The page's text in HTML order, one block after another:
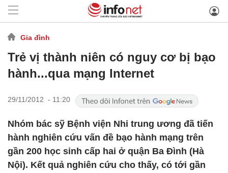
Gia đình
Trẻ vị thành niên có nguy cơ bị bạo
hành...qua mạng Internet
29/11/2012 - 11:20
Nhóm bác sỹ Bệnh viện Nhi trung ương đã tiến
hành nghiên cứu vấn đề bạo hành mạng trên
gần 200 học sinh cấp hai ở quận Ba Đình (Hà
Nội). Kết quả nghiên cứu cho thấy, có tới gần